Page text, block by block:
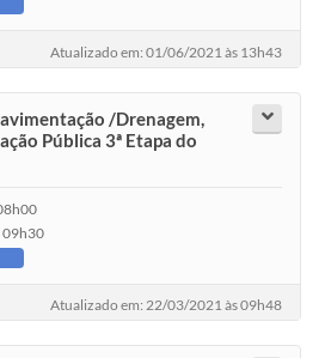
Atualizado em: 01/06/2021 às 13h43
/Drenagem,
Pública 3ª Etapa do
09h30
Atualizado em: 22/03/2021 às 09h48